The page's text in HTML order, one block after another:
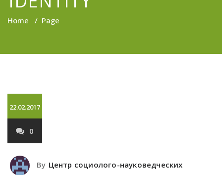
Home / Page
22.02.2017
0
By Центр социолого-науковедческих